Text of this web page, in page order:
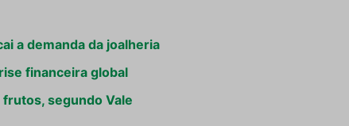
a demanda da joalheria
financeira global
segundo Vale